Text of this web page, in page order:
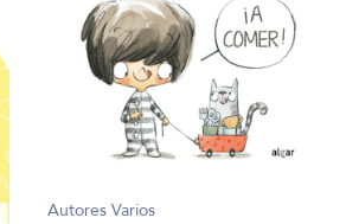
Autores Varios